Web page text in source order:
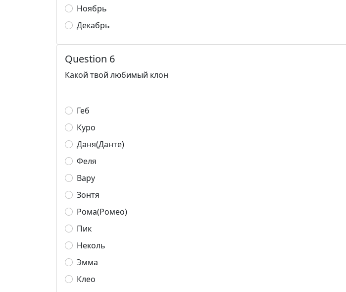
Ноябрь
Декабрь
Question 6
Какой твой любимый клон
Геб
Куро
Даня(Данте)
Феля
Вару
Зонтя
Рома(Ромео)
Пик
Неколь
Эмма
Клео